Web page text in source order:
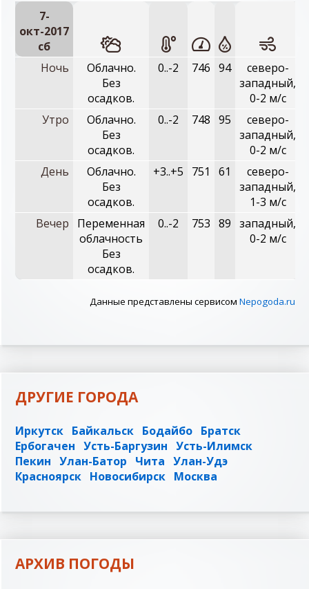
7-
окт-2017
сб
Ночь
Облачно.
Без
осадков.
0..-2 746 94
северо-
западный,
0-2 м/с
Утро
Облачно.
Без
осадков.
0..-2 748 95
северо-
западный,
0-2 м/с
День
Облачно.
Без
осадков.
+3..+5 751 61
северо-
западный,
1-3 м/с
Вечер
Переменная
облачность
Без
осадков.
0..-2 753 89 западный,
0-2 м/с
Данные представлены сервисом Nepogoda.ru
ДРУГИЕ ГОРОДА
Иркутск Байкальск Бодайбо Братск
Ербогачен Усть-Баргузин Усть-Илимск
Пекин Улан-Батор Чита Улан-Удэ
Красноярск Новосибирск Москва
АРХИВ ПОГОДЫ